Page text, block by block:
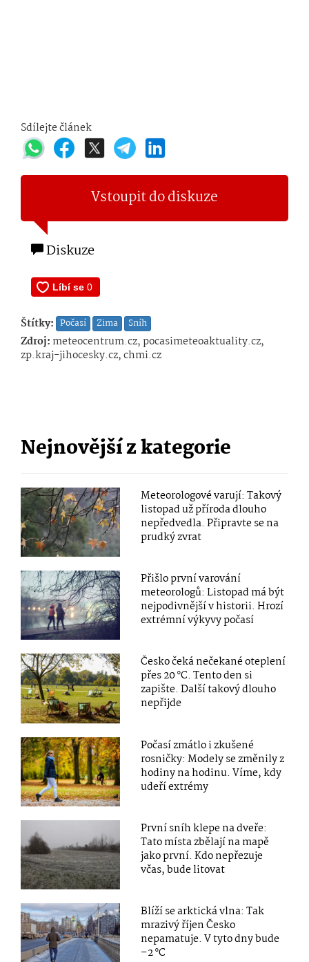
Sdílejte článek
Vstoupit do diskuze
Diskuze
Štítky: Počasí Zima Sníh
Zdroj: meteocentrum.cz, pocasimeteoaktuality.cz,
zp.kraj-jihocesky.cz, chmi.cz
Nejnovější z kategorie
Meteorologové varují: Takový
listopad už příroda dlouho
nepředvedla. Připravte se na
prudký zvrat
Přišlo první varování
meteorologů: Listopad má být
nejpodivnější v historii. Hrozí
extrémní výkyvy počasí
Česko čeká nečekané oteplení
přes 20 °C. Tento den si
zapište. Další takový dlouho
nepřijde
Počasí zmátlo i zkušené
rosničky: Modely se změnily z
hodiny na hodinu. Víme, kdy
udeří extrémy
První sníh klepe na dveře:
Tato místa zbělají na mapě
jako první. Kdo nepřezuje
včas, bude litovat
Blíží se arktická vlna: Tak
mrazivý říjen Česko
nepamatuje. V tyto dny bude
–2 °C